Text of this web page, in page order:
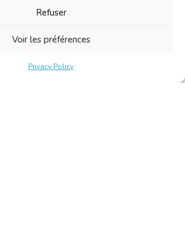
Refuser
Voir les préférences
Privacy Policy